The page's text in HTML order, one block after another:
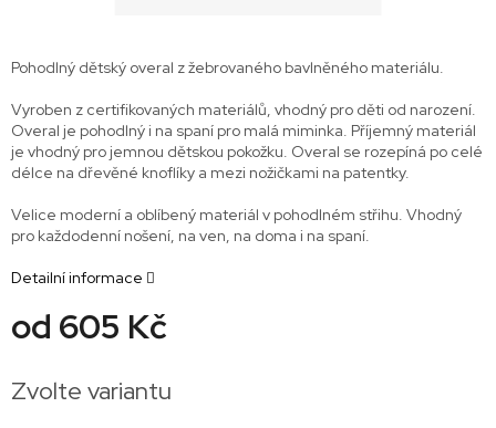
od 605 Kč
cena:
Zvolte variantu
Pohodlný dětský overal z žebrovaného bavlněného materiálu.
Vyroben z certifikovaných materiálů, vhodný pro děti od narození.
Overal je pohodlný i na spaní pro malá miminka. Příjemný materiál
je vhodný pro jemnou dětskou pokožku. Overal se rozepíná po celé
délce na dřevěné knoflíky a mezi nožičkami na patentky.
Velice moderní a oblíbený materiál v pohodlném střihu. Vhodný
pro každodenní nošení, na ven, na doma i na spaní.
Detailní informace